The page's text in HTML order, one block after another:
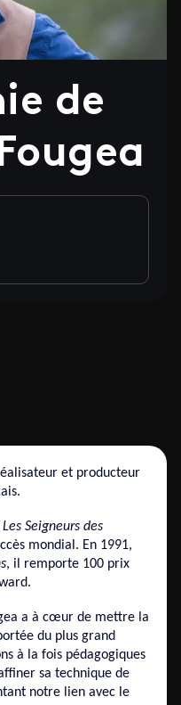
de
sur Facebook
sur X
Fougea' sur LinkedIn
et producteur
Les Seigneurs des
mondial. En 1991,
, il remporte 100 prix
a à cœur de mettre la
du plus grand
à la fois pédagogiques
sa technique de
notre lien avec le